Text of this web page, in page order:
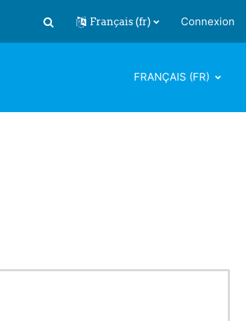
Activer/désactiver la saisie de
Français ‎(fr)‎ Connexion
FRANÇAIS ‎(FR)‎